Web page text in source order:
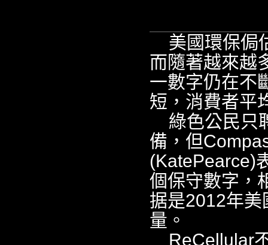
美國環保侷
而隨著越來越
一數字仍在不
短，消費者平
綠色公民只
備，但
(KatePearce)
個保守數字，
据是2012年
量。
ReCellular